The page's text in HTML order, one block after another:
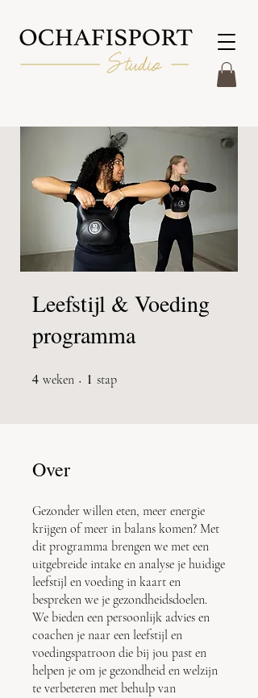
Leefstijl & Voeding
programma
4 weken 4 weken
1 stap
Over
Gezonder willen eten, meer energie
krijgen of meer in balans komen? Met
dit programma brengen we met een
uitgebreide intake en analyse je huidige
leefstijl en voeding in kaart en
bespreken we je gezondheidsdoelen.
We bieden een persoonlijk advies en
coachen je naar een leefstijl en
voedingspatroon die bij jou past en
helpen je om je gezondheid en welzijn
te verbeteren met behulp van